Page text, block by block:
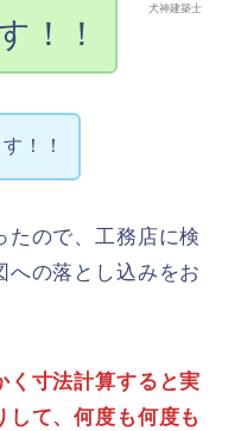
犬神建築士
！！
！！
たので、工務店に検
への落とし込みをお
く寸法計算すると実
して、何度も何度も